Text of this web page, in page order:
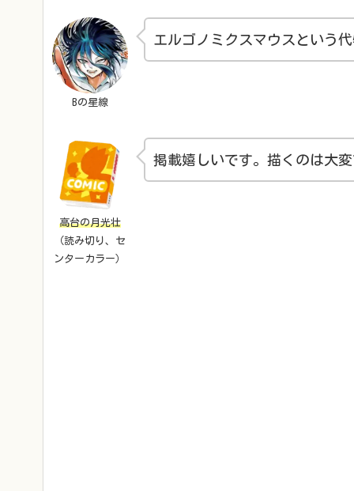
Bの星線
エルゴノミクスマウスという
高台の月光壮
（読み切り、セ
ンターカラー）
掲載嬉しいです。描くのは大